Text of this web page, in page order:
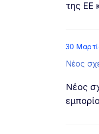
της ΕΕ
List
30
Νέος
Νέος